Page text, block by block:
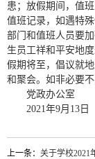
患；放假期间，值
值班记录，如遇特
部门和值班人员要
生员工祥和平安地
假期将至，倡议就
和聚会。如非必要
党政办公室
2021年9月13日
上一条： 关于学校2021